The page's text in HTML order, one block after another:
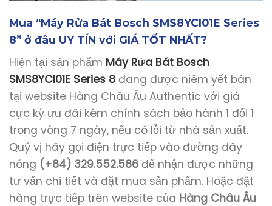
Mua “Máy Rửa Bát Bosch SMS8YCI01E Series
8” ở đâu UY TÍN với GIÁ TỐT NHẤT?
Hiện tại sản phẩm Máy Rửa Bát Bosch
SMS8YCI01E Series 8 đang được niêm yết bán
tại website Hàng Châu Âu Authentic với giá
cực kỳ ưu đãi kèm chính sách bảo hành 1 đổi 1
trong vòng 7 ngày, nếu có lỗi từ nhà sản xuất.
Quý vị hãy gọi điện trực tiếp vào đường dây
nóng (+84) 329.552.586 để nhận được những
tư vấn chi tiết và đặt mua sản phẩm. Hoặc đặt
hàng trực tiếp trên website của Hàng Châu Âu